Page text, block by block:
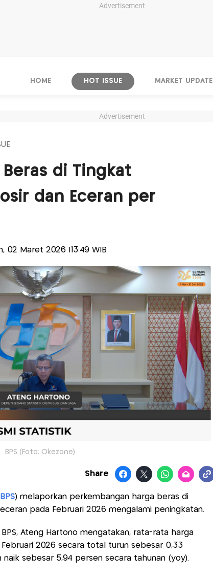
Advertisement
HOME HOT ISSUE MARKET UPDATE
Advertisement
Beras di Tingkat
dan Eceran per
02 Maret 2026 |13:49 WIB
BPS (Foto: Okezone)
Share
BPS) melaporkan perkembangan harga beras di
pada Februari 2026 mengalami peningkatan.
Ateng Hartono mengatakan, rata-rata harga
2026 secara total turun sebesar 0,33
sebesar 5,94 persen secara tahunan (yoy).